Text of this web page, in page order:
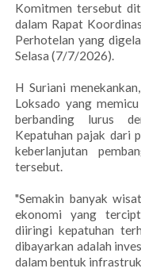
Komitmen tersebut
dalam Rapat
Perhotelan yang
Selasa (7/7/2026).
H Suriani
Loksado yang
berbanding lurus
Kepatuhan pajak dari
keberlanjutan
tersebut.
"Semakin banyak
ekonomi yang
diiringi kepatuhan
dibayarkan adalah
dalam bentuk